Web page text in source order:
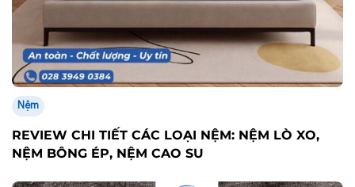
Nệm
REVIEW CHI TIẾT CÁC LOẠI NỆM: NỆM LÒ XO,
NỆM BÔNG ÉP, NỆM CAO SU